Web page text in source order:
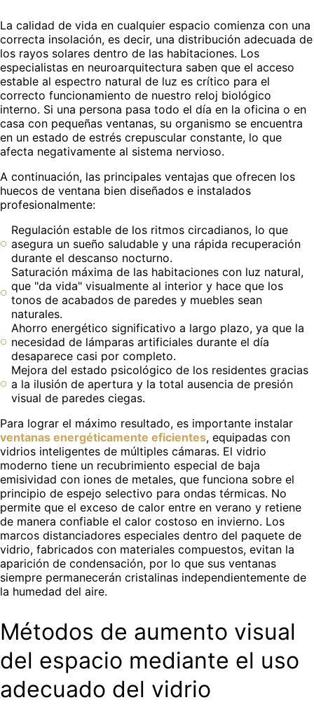
La calidad de vida en cualquier espacio comienza con una
correcta insolación, es decir, una distribución adecuada de
los rayos solares dentro de las habitaciones. Los
especialistas en neuroarquitectura saben que el acceso
estable al espectro natural de luz es crítico para el
correcto funcionamiento de nuestro reloj biológico
interno. Si una persona pasa todo el día en la oficina o en
casa con pequeñas ventanas, su organismo se encuentra
en un estado de estrés crepuscular constante, lo que
afecta negativamente al sistema nervioso.
A continuación, las principales ventajas que ofrecen los
huecos de ventana bien diseñados e instalados
profesionalmente:
Regulación estable de los ritmos circadianos, lo que
asegura un sueño saludable y una rápida recuperación
durante el descanso nocturno.
Saturación máxima de las habitaciones con luz natural,
que "da vida" visualmente al interior y hace que los
tonos de acabados de paredes y muebles sean
naturales.
Ahorro energético significativo a largo plazo, ya que la
necesidad de lámparas artificiales durante el día
desaparece casi por completo.
Mejora del estado psicológico de los residentes gracias
a la ilusión de apertura y la total ausencia de presión
visual de paredes ciegas.
Para lograr el máximo resultado, es importante instalar
ventanas energéticamente eficientes, equipadas con
vidrios inteligentes de múltiples cámaras. El vidrio
moderno tiene un recubrimiento especial de baja
emisividad con iones de metales, que funciona sobre el
principio de espejo selectivo para ondas térmicas. No
permite que el exceso de calor entre en verano y retiene
de manera confiable el calor costoso en invierno. Los
marcos distanciadores especiales dentro del paquete de
vidrio, fabricados con materiales compuestos, evitan la
aparición de condensación, por lo que sus ventanas
siempre permanecerán cristalinas independientemente de
la humedad del aire.
Métodos de aumento visual
del espacio mediante el uso
adecuado del vidrio